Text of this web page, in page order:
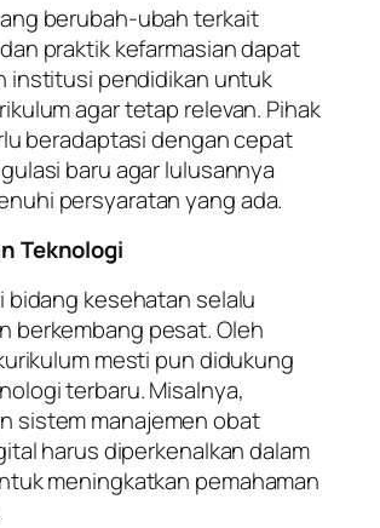
berubah-ubah terkait
praktik kefarmasian dapat
institusi pendidikan untuk
agar tetap relevan. Pihak
beradaptasi dengan cepat
baru agar lulusannya
persyaratan yang ada.
Teknologi
bidang kesehatan selalu
berkembang pesat. Oleh
mesti pun didukung
terbaru. Misalnya,
sistem manajemen obat
harus diperkenalkan dalam
meningkatkan pemahaman